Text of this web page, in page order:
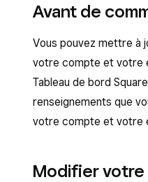
Avant de
Vous pouvez mettre à
votre compte et votre
Tableau de bord
renseignements que
votre compte et votre
Modifier votre